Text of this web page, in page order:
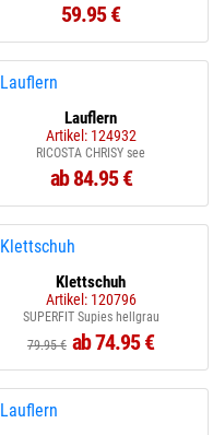
59.95 €
Lauflern
Artikel: 124932
RICOSTA CHRISY see
ab 84.95 €
Klettschuh
Artikel: 120796
SUPERFIT Supies hellgrau
79.95 € ab 74.95 €